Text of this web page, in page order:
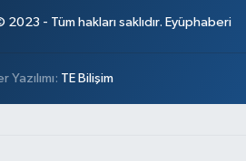
- Tüm hakları saklıdır. Eyüphaberi
Yazılımı: TE Bilişim